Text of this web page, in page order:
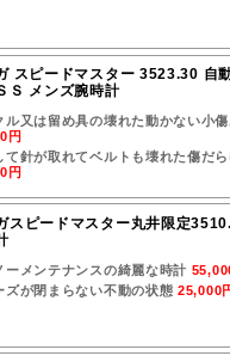
スピードマスター 3523.30 自
メンズ腕時計
ル又は留め具の壊れた動かない小
円
て針が取れてベルトも壊れた傷だ
円
スピードマスター丸井限定
ーメンテナンスの綺麗な時計
ズが閉まらない不動の状態25,000